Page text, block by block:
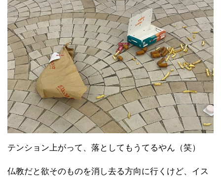
テンション上がって、落としてもうてるやん（笑）
仏教だと欲そのものを消し去る方向に行くけど、イス